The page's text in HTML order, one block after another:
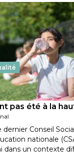
pas été à la
dernier Conseil
nationale
dans un contexte